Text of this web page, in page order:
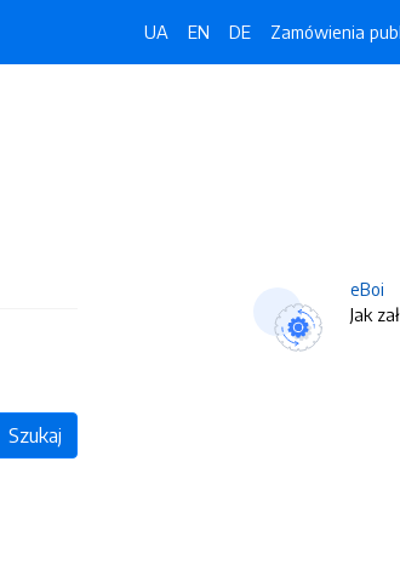
UA EN DE Zamówienia
Szukaj
eBoi
Jak